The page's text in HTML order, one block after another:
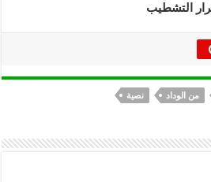
التشطيب
من الوداد نصية